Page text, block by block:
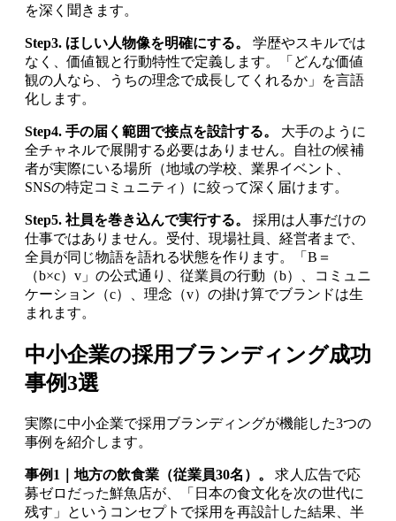
を深く聞きます。
Step3. ほしい人物像を明確にする。
学歴やスキルでは
なく、価値観と行動特性で定義します。「どんな価値
観の人なら、うちの理念で成長してくれるか」を言語
化します。
Step4. 手の届く範囲で接点を設計する。
大手のように
全チャネルで展開する必要はありません。自社の候補
者が実際にいる場所（地域の学校、業界イベント、
SNSの特定コミュニティ）に絞って深く届けます。
Step5. 社員を巻き込んで実行する。
採用は人事だけの
仕事ではありません。受付、現場社員、経営者まで、
全員が同じ物語を語れる状態を作ります。「B＝
（b×c）v」の公式通り、従業員の行動（b）、コミュニ
ケーション（c）、理念（v）の掛け算でブランドは生
まれます。
中小企業の採用ブランディング成功
事例3選
実際に中小企業で採用ブランディングが機能した3つの
事例を紹介します。
事例1｜地方の飲食業（従業員30名）。
求人広告で応
募ゼロだった鮮魚店が、「日本の食文化を次の世代に
残す」というコンセプトで採用を再設計した結果、半